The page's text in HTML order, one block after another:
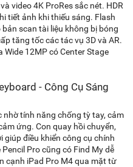
video 4K ProRes sắc nét. HDR
tiết ảnh khi thiếu sáng. Flash
scan tài liệu không bị bóng
tăng tốc các tác vụ 3D và AR.
Wide 12MP có Center Stage
- Công Cụ Sáng
nhờ tính năng chống tỳ tay, cảm
ứng. Con quay hồi chuyển,
điều khiển công cụ chính
Pro cũng có Find My dễ
cạnh iPad Pro M4 qua mặt từ